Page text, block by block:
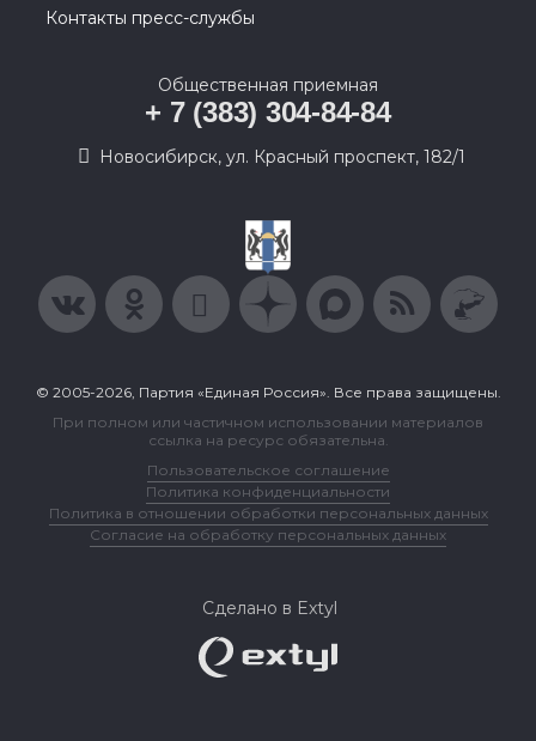
Контакты пресс-службы
Общественная приемная
+ 7 (383) 304-84-84
Новосибирск, ул. Красный проспект, 182/1
© 2005-2026, Партия «Единая Россия». Все права защищены.
При полном или частичном использовании материалов
ссылка на ресурс обязательна.
Пользовательское соглашение
Политика конфиденциальности
Политика в отношении обработки персональных данных
Согласие на обработку персональных данных
Сделано в Extyl